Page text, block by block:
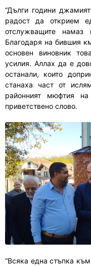
“Дълги години
радост да открием
отслужващите
Благодаря на бившия
основен виновник
усилия. Аллах да е
останали, които
станаха част от
районният мюфтия
приветствено слово.
“Всяка една стъпка